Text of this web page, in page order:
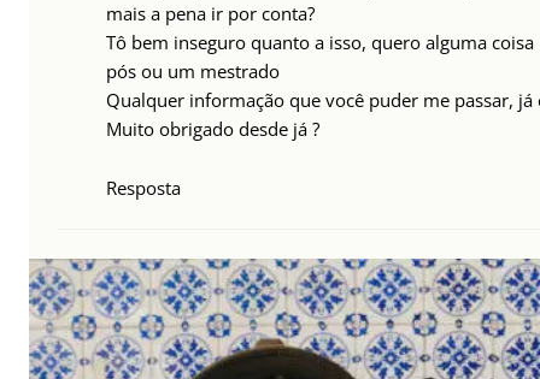
mais a pena ir por conta?
Tô bem inseguro quanto a isso, quero alguma
pós ou um mestrado
Qualquer informação que você puder me passar, já
Muito obrigado desde já ?
Resposta